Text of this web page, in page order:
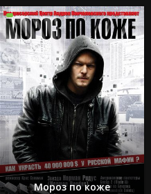
Мороз по коже